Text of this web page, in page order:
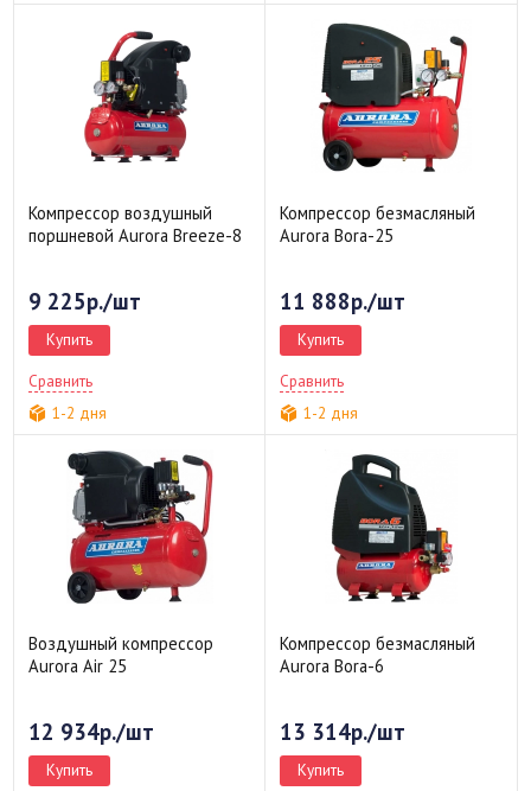
Компрессор воздушный
поршневой Aurora Breeze-8
9 225р./шт
Купить
Сравнить
1-2 дня
Компрессор безмасляный
Aurora Bora-25
11 888р./шт
Купить
Сравнить
1-2 дня
Воздушный компрессор
Aurora Air 25
12 934р./шт
Купить
Компрессор безмасляный
Aurora Bora-6
13 314р./шт
Купить